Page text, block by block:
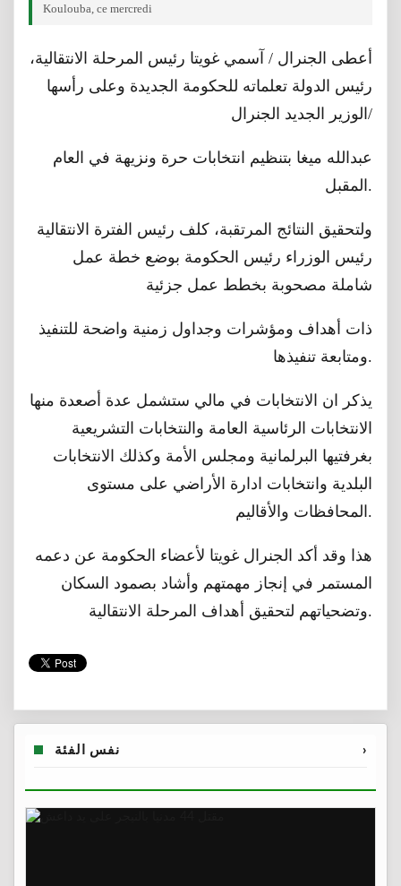
Koulouba, ce mercredi
أعطى الجنرال / آسمي غويتا رئيس المرحلة الانتقالية،
رئيس الدولة تعلماته للحكومة الجديدة وعلى رأسها
الوزير الجديد الجنرال/
المقبل.
ولتحقيق النتائج المرتقبة، كلف رئيس الفترة الانتقالية
رئيس الوزراء رئيس الحكومة بوضع خطة عمل
شاملة مصحوبة بخطط عمل جزئية
ذات أهداف ومؤشرات وجداول زمنية واضحة للتنفيذ
ومتابعة تنفيذها.
يذكر ان الانتخابات في مالي ستشمل عدة أصعدة منها
الانتخابات الرئاسية العامة والنتخابات التشريعية
بغرفتيها البرلمانية ومجلس الأمة وكذلك الانتخابات
البلدية وانتخابات ادارة الأراضي على مستوى
المحافظات والأقاليم.
هذا وقد أكد الجنرال غويتا لأعضاء الحكومة عن دعمه
المستمر في إنجاز مهمتهم وأشاد بصمود السكان
وتضحياتهم لتحقيق أهداف المرحلة الانتقالية.
نفس الفئة ›